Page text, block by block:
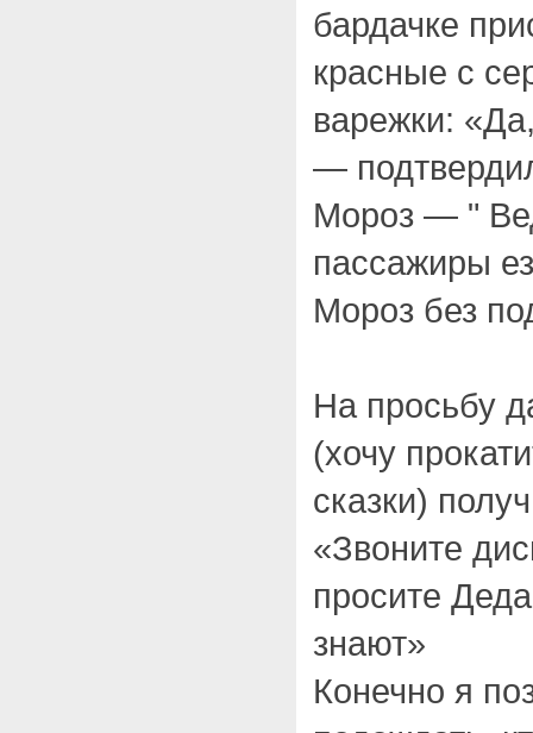
бардачке
красные с
варежки:
—
Мороз — "
пассажиры
Мороз без
На просьбу
(хочу
сказки)
«Звоните
просите
знают»
Конечно я